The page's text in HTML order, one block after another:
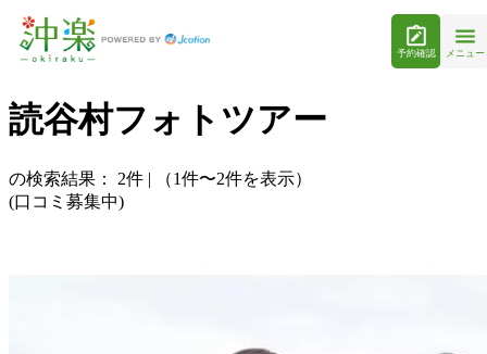
予約確認 メニュー
読谷村フォトツアー
の検索結果： 2件 |
（1件〜2件を表示）
(口コミ募集中)